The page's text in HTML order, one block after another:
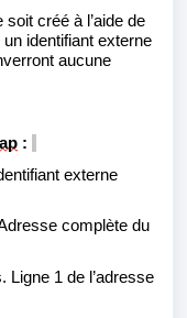
soit créé à l’aide de
identifiant externe
aucune
:
externe
complète du
Ligne 1 de l’adresse